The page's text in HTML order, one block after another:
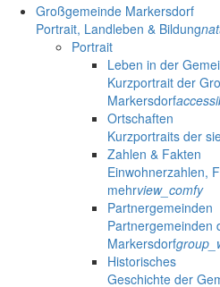
Großgemeinde Markersdorf
Portrait, Landleben & Bildung
Portrait
Leben in der
Kurzportrait der
Markersdorf
Ortschaften
Kurzportraits der
Zahlen & Fakten
Einwohnerzahlen,
mehrview_comfy
Partnergemeinden
Partnergemeinden
Markersdorf
Historisches
Geschichte der